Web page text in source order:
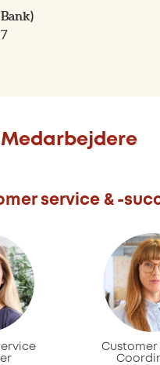
Medarbejdere
service & -
Customer